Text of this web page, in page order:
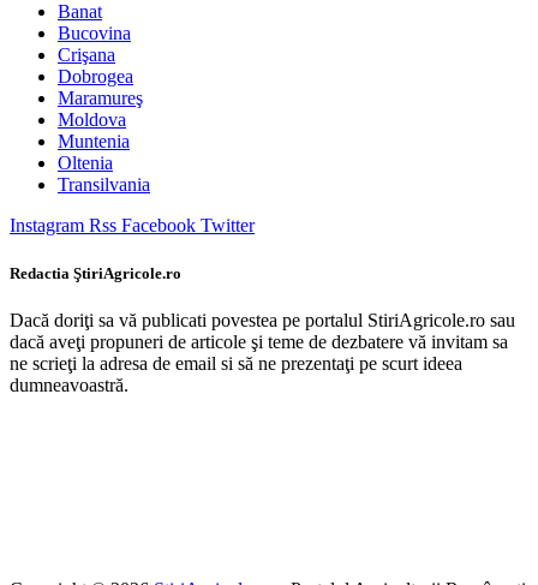
Banat
Bucovina
Crişana
Dobrogea
Maramureş
Moldova
Muntenia
Oltenia
Transilvania
Instagram Rss Facebook Twitter
Redactia ŞtiriAgricole.ro
Dacă doriţi sa vă publicati povestea pe portalul StiriAgricole.ro sau
dacă aveţi propuneri de articole şi teme de dezbatere vă invitam sa
ne scrieţi la adresa de email si să ne prezentaţi pe scurt ideea
dumneavoastră.